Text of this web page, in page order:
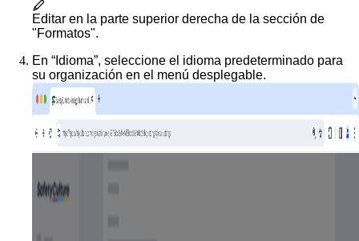
Editar en la parte superior derecha de la sección de
"Formatos".
En “Idioma”, seleccione el idioma predeterminado para
su organización en el menú desplegable.